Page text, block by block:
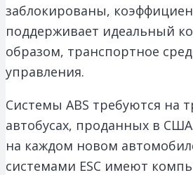
заблокированы,
поддерживает идеальный
образом, транспортное
управления.
Системы ABS требуются на
автобусах, проданных в
на каждом новом
системами ESC имеют